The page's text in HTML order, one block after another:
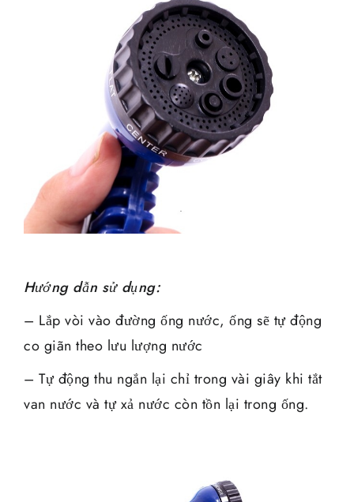
Hướng dẫn sử dụng:
– Lắp vòi vào đường ống nước, ống sẽ tự động
co giãn theo lưu lượng nước
– Tự động thu ngắn lại chỉ trong vài giây khi tắt
van nước và tự xả nước còn tồn lại trong ống.